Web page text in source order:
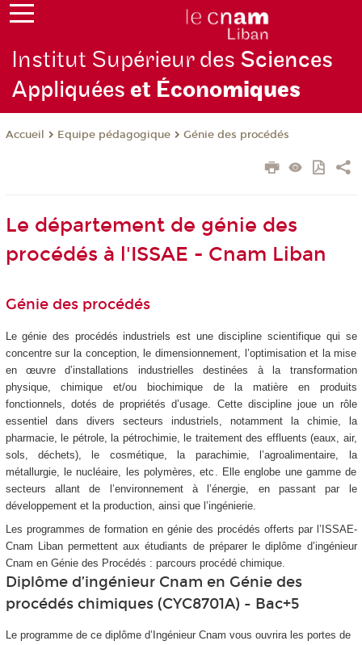
Institut Supérieur des Sciences
Appliquéeset Économiques
Accueil Equipe pédagogique Génie des procédés
Le département de génie des
procédés à l'ISSAE - Cnam Liban
Génie des procédés
Le génie des procédés industriels est une discipline scientifique qui se
concentre sur la conception, le dimensionnement, l’optimisation et la mise
en œuvre d’installations industrielles destinées à la transformation
physique, chimique et/ou biochimique de la matière en produits
fonctionnels, dotés de propriétés d’usage. Cette discipline joue un rôle
essentiel dans divers secteurs industriels, notamment la chimie, la
pharmacie, le pétrole, la pétrochimie, le traitement des effluents (eaux, air,
sols, déchets), le cosmétique, la parachimie, l’agroalimentaire, la
métallurgie, le nucléaire, les polymères, etc. Elle englobe une gamme de
secteurs allant de l’environnement à l’énergie, en passant par le
développement et la production, ainsi que l’ingénierie.
Les programmes de formation en génie des procédés offerts par l’ISSAE-
Cnam Liban permettent aux étudiants de préparer le diplôme d’ingénieur
Cnam en Génie des Procédés : parcours procédé chimique.
Diplôme d’ingénieur Cnam en Génie des
procédés chimiques (CYC8701A) - Bac+5
Le programme de ce diplôme d’Ingénieur Cnam vous ouvrira les portes de